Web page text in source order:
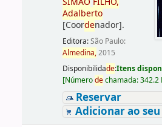
Adalberto
[Coordenador].
Editora:São Paulo:
Almedina,2015
Disponibilidade:Itens
[Númerodechamada:342.2
Reservar
Adicionar ao